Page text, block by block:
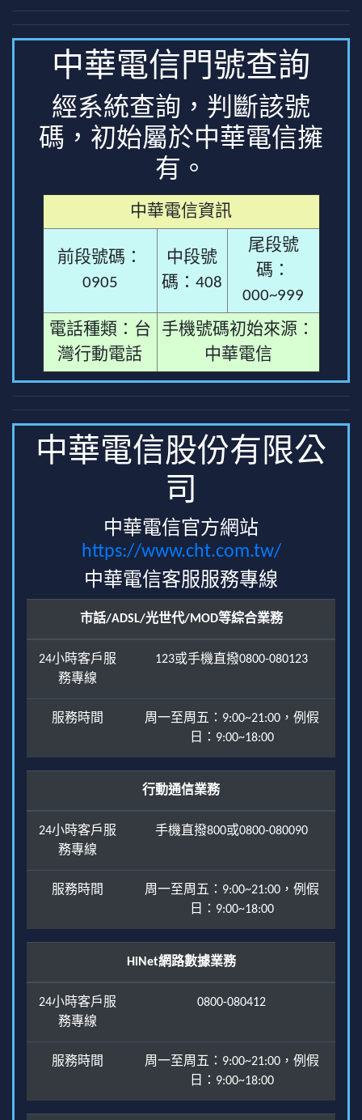
中華電信門號查詢
經系統查詢，判斷該號
碼，初始屬於中華電信擁
有。
中華電信資訊
前段號碼：
0905
中段號
碼：408
尾段號
碼：
000~999
電話種類：台
灣行動電話
手機號碼初始來源：
中華電信
中華電信股份有限公
司
中華電信官方網站
https://www.cht.com.tw/
中華電信客服服務專線
市話/ADSL/光世代/MOD等綜合業務
24小時客戶服
務專線
123或手機直撥0800-080123
服務時間
周一至周五：9:00~21:00，例假
日：9:00~18:00
行動通信業務
24小時客戶服
務專線
手機直撥800或0800-080090
服務時間
周一至周五：9:00~21:00，例假
日：9:00~18:00
HiNet網路數據業務
24小時客戶服
務專線
0800-080412
服務時間
周一至周五：9:00~21:00，例假
日：9:00~18:00